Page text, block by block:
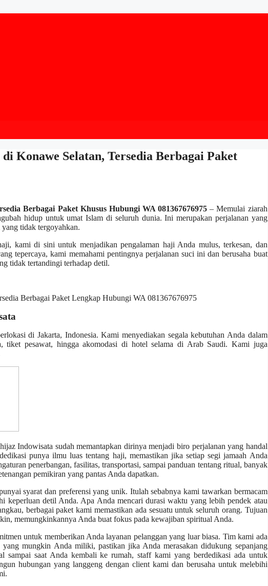
Konawe Selatan, Tersedia Berbagai Paket
Berbagai Paket Khusus Hubungi WA 081367676975 – Memulai ziarah
hidup untuk umat Islam di seluruh dunia. Ini merupakan perjalanan yang
tidak tergoyahkan.
kami di sini untuk menjadikan pengalaman haji Anda mulus, terkesan, dan
tepercaya, kami memahami pentingnya perjalanan suci ini dan berusaha buat
tidak tertandingi terhadap detil.
di Jakarta, Indonesia. Kami menyediakan segala kebutuhan Anda dalam
tiket pesawat, hingga akomodasi di hotel selama di Arab Saudi. Kami juga
Indowisata sudah memantapkan dirinya menjadi biro perjalanan yang handal
punya ilmu luas tentang haji, memastikan jika setiap segi jamaah Anda
penerbangan, fasilitas, transportasi, sampai panduan tentang ritual, banyak
pemikiran yang pantas Anda dapatkan.
syarat dan preferensi yang unik. Itulah sebabnya kami tawarkan bermacam
keperluan detil Anda. Apa Anda mencari durasi waktu yang lebih pendek atau
berbagai paket kami memastikan ada sesuatu untuk seluruh orang. Tujuan
memungkinkannya Anda buat fokus pada kewajiban spiritual Anda.
untuk memberikan Anda layanan pelanggan yang luar biasa. Tim kami ada
mungkin Anda miliki, pastikan jika Anda merasakan didukung sepanjang
sampai saat Anda kembali ke rumah, staff kami yang berdedikasi ada untuk
hubungan yang langgeng dengan client kami dan berusaha untuk melebihi